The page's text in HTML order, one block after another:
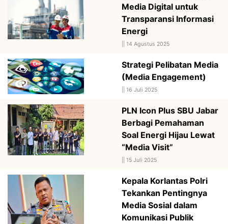
Media Digital untuk
Transparansi Informasi
Energi
14 Agustus 2025
Strategi Pelibatan Media
(Media Engagement)
16 Juli 2025
PLN Icon Plus SBU Jabar
Berbagi Pemahaman
Soal Energi Hijau Lewat
“Media Visit”
15 Juli 2025
Kepala Korlantas Polri
Tekankan Pentingnya
Media Sosial dalam
Komunikasi Publik